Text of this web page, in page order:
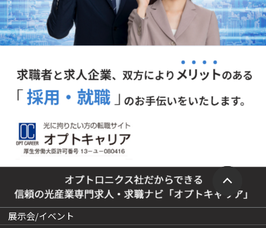
展示会/イベント